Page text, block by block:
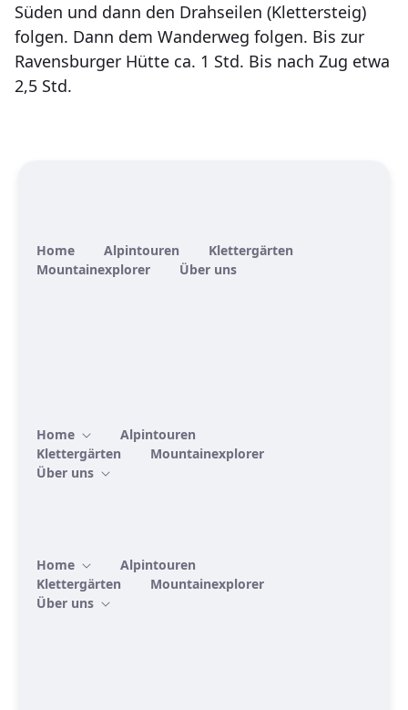
Süden und dann den Drahseilen (Klettersteig)
folgen. Dann dem Wanderweg folgen. Bis zur
Ravensburger Hütte ca. 1 Std. Bis nach Zug etwa
2,5 Std.
Home Alpintouren
Klettergärten
Mountainexplorer
Über uns
Home
Alpintouren
Klettergärten
Mountainexplorer
Über uns
Home
Alpintouren
Klettergärten
Mountainexplorer
Über uns